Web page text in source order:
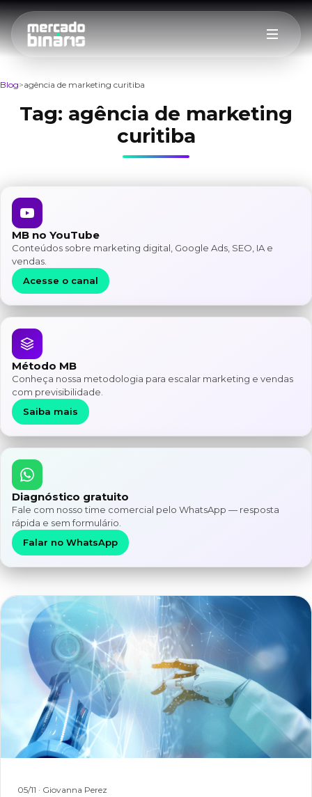
Blog agência de marketing curitiba
Tag: agência de marketing
curitiba
MB no YouTube
Conteúdos sobre marketing digital, Google Ads, SEO, IA e
vendas.
Acesse o canal
Método MB
Conheça nossa metodologia para escalar marketing e vendas
com previsibilidade.
Saiba mais
Diagnóstico gratuito
Fale com nosso time comercial pelo WhatsApp — resposta
rápida e sem formulário.
Falar no WhatsApp
05/11 · Giovanna Perez